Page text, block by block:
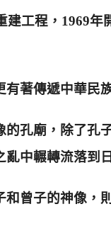
工程，1969年
著傳遞中華民
孔廟，除了孔
中輾轉流落到日
曾子的神像，